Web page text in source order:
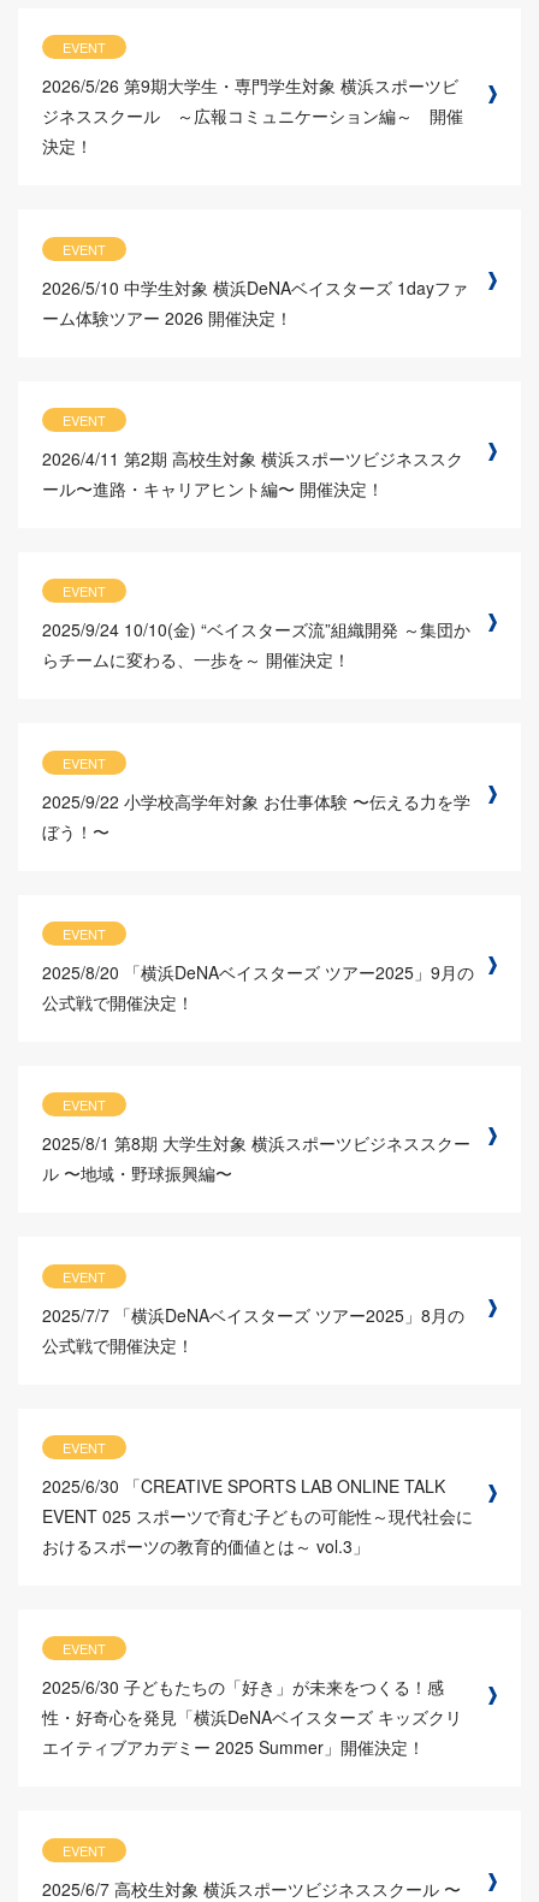
EVENT
2026/5/26 第9期大学生・専門学生対象 横浜スポーツビ
ジネススクール ～広報コミュニケーション編～ 開催
決定！
EVENT
2026/5/10 中学生対象 横浜DeNAベイスターズ 1dayファ
ーム体験ツアー 2026 開催決定！
EVENT
2026/4/11 第2期 高校生対象 横浜スポーツビジネススク
ール〜進路・キャリアヒント編〜 開催決定！
EVENT
2025/9/24 10/10(金) “ベイスターズ流”組織開発 ～集団か
らチームに変わる、一歩を～ 開催決定！
EVENT
2025/9/22 小学校高学年対象 お仕事体験 〜伝える力を学
ぼう！〜
EVENT
2025/8/20
「横浜DeNAベイスターズ ツアー2025」9月の
公式戦で開催決定！
EVENT
2025/8/1 第8期 大学生対象 横浜スポーツビジネススクー
ル 〜地域・野球振興編〜
EVENT
2025/7/7 「横浜DeNAベイスターズ ツアー2025」8月の
公式戦で開催決定！
EVENT
2025/6/30
「CREATIVE SPORTS LAB ONLINE TALK
EVENT 025 スポーツで育む子どもの可能性～現代社会に
おけるスポーツの教育的価値とは～ vol.3」
EVENT
2025/6/30 子どもたちの「好き」が未来をつくる！感
性・好奇心を発見「横浜DeNAベイスターズ キッズクリ
エイティブアカデミー 2025 Summer」開催決定！
EVENT
2025/6/7 高校生対象 横浜スポーツビジネススクール 〜